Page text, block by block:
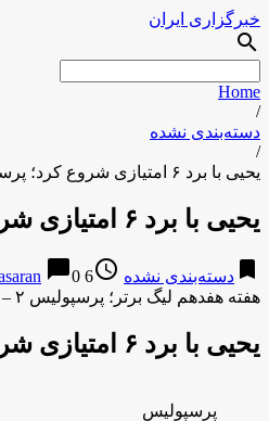
خبرگزاری ایران
search
Home
/
دسته‌بندی نشده
/
یحیی با برد ۶ امتیازی شروع کرد؛ پرسپولیس از مدعیان فاصله گرفت
یحیی با برد ۶ امتیازی شروع کرد؛ پرسپولیس از مدعیان فاصله گرفت
bookmark دسته‌بندی نشده access_time
6 years ago
chat_bubble0
هفته هفدهم لیگ برتر؛ پرسپولیس ۲ – تراکتور صفر
یحیی با برد ۶ امتیازی شروع کرد؛ پرسپولیس از مدعیان فاصله گرفت
پرسپولیس